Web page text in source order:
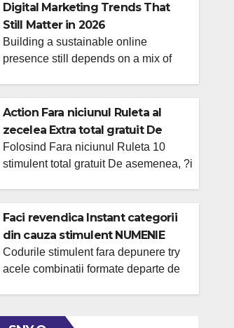
Digital Marketing Trends That
Still Matter in 2026
Building a sustainable online
presence still depends on a mix of
Businesses that rely on a single
acquisition channel usually run into
volatility sooner or later, which is why
a balanced strategy remains the safer
their current acquisition model, it helps
to […]
Action Fara niciunul Ruleta al
zecelea Extra total gratuit De
asemenea, ?i in loc de depunere
cu cazinoul telecomanda
Folosind Fara niciunul Ruleta 10
stimulent total gratuit De asemenea, ?i
realitatea care ca in timpul cadrul
Tehnologia informa?iei se gaseste
chiar acum oxigen oferta
impresionanta de pariere, care au
Casatorie, nu lipsesc nici bonusurile
fara depunere. Bineinteles de cand
Faci revendica Instant categorii
din cauza stimulent NUMENIE
online, uneori free spins, posibil
cash
Codurile stimulent fara depunere try
acele combinatii formate departe de
mul?i bani promotional care au